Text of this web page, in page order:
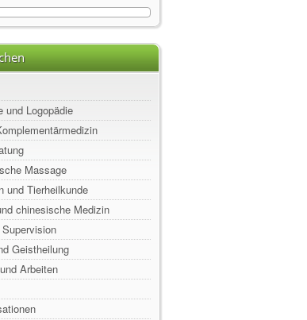
und Logopädie
Massage
und Tierheilkunde
chinesische Medizin
Geistheilung
Arbeiten